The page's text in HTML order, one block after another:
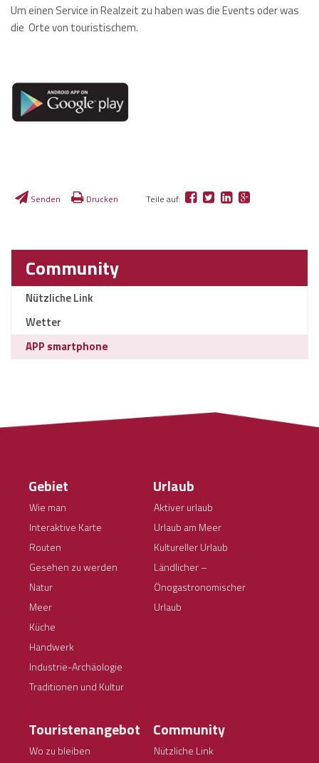
Um einen Service in Realzeit zu haben was die Events oder was
die Orte von touristischem.
Senden Drucken Teile auf:
Community
Nützliche Link
Wetter
APP smartphone
Gebiet
Wie man
Interaktive Karte
Routen
Gesehen zu werden
Natur
Meer
Küche
Handwerk
Industrie-Archäologie
Traditionen und Kultur
Urlaub
Aktiver urlaub
Urlaub am Meer
Kultureller Urlaub
Ländlicher –
Önogastronomischer
Urlaub
Touristenangebot
Wo zu bleiben
Community
Nützliche Link